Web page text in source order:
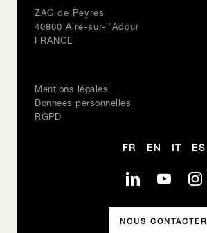
ZAC de Peyres
40800 Aire-sur-l'Adour
FRANCE
Mentions légales
Donnees personnelles
RGPD
NOUS CONTACTER
FR EN ES